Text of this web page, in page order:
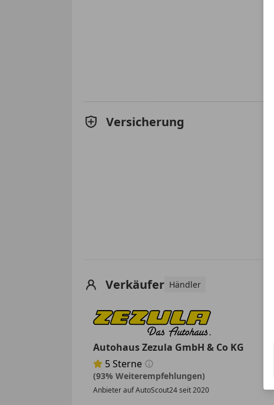
Versicherung
Verkäufer Händler
Autohaus Zezula GmbH & Co KG
Sternebewertung 5 von 5
5Sterne
(93% Weiterempfehlungen)
Anbieter auf AutoScout24 seit 2020